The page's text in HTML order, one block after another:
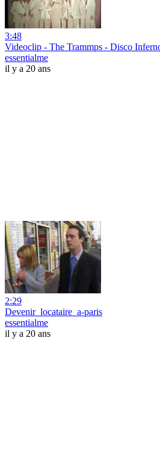
3:48
Videoclip - The Trammps - Disco
essentialme
il y a 20 ans
2:29
Devenir_locataire_a-paris
essentialme
il y a 20 ans